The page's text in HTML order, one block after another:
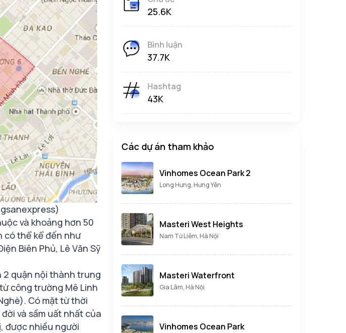
và khoảng hơn 50
có thể kể đến như
Biên Phủ, Lê Văn Sỹ
2 quận nội thành trung
công trường Mê Linh
Có mặt từ thời
và sầm uất nhất của
được nhiều người
25.6K
Bình luận
37.7K
Hashtag
43K
Các dự án tham khảo
Vinhomes Ocean Park 2
Long Hưng, Hưng Yên
Masteri West Heights
Nam Từ Liêm, Hà Nội
Masteri Waterfront
Gia Lâm, Hà Nội
Vinhomes Ocean Park